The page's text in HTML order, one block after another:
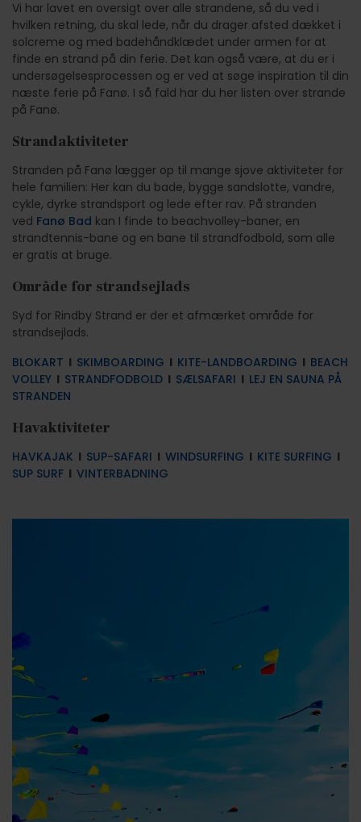
Vi har lavet en oversigt over alle strandene, så du ved i
hvilken retning, du skal lede, når du drager afsted dækket i
solcreme og med badehåndklædet under armen for at
finde en strand på din ferie. Det kan også være, at du er i
undersøgelsesprocessen og er ved at søge inspiration til din
næste ferie på Fanø. I så fald har du her listen over strande
på Fanø.
Strandaktiviteter
Stranden på Fanø lægger op til mange sjove aktiviteter for
hele familien: Her kan du bade, bygge sandslotte, vandre,
cykle, dyrke strandsport og lede efter rav. På stranden
ved Fanø Bad kan I finde to beachvolley-baner, en
strandtennis-bane og en bane til strandfodbold, som alle
er gratis at bruge.
Område for strandsejlads
Syd for Rindby Strand er der et afmærket område for
strandsejlads.
BLOKART l SKIMBOARDING l KITE-LANDBOARDING l BEACH
VOLLEY l STRANDFODBOLD l SÆLSAFARI l LEJ EN SAUNA PÅ
STRANDEN
Havaktiviteter
HAVKAJAK l SUP-SAFARI l WINDSURFING l KITE SURFING l
SUP SURF l VINTERBADNING